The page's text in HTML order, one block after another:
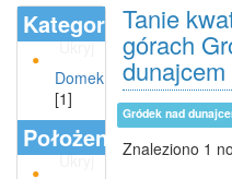
Kategoria
Ukryj
Domek
[1]
Położenie
Ukryj
Tanie
górach
dunajcem
Gródek nad
Znaleziono 1